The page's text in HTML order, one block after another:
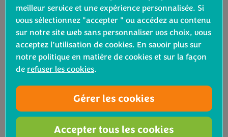
meilleur service et une expérience personnalisée. Si
vous sélectionnez "accepter " ou accédez au contenu
sur notre site web sans personnaliser vos choix, vous
acceptez l’utilisation de cookies. En savoir plus sur
notre politique en matière de cookies et sur la façon
de refuser les cookies.
Gérer les cookies
Accepter tous les cookies